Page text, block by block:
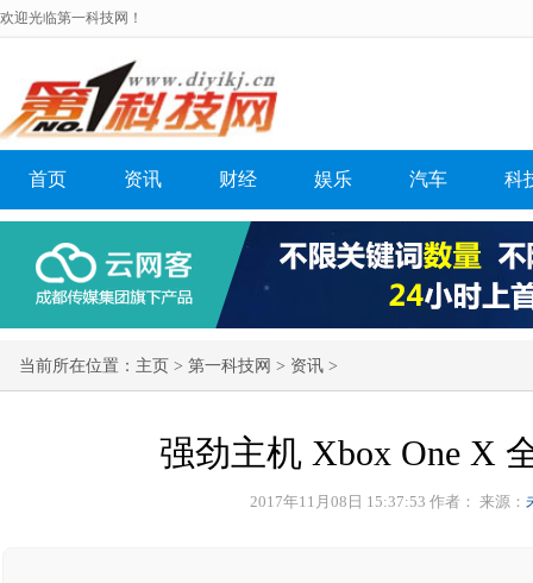
欢迎光临第一科技网！
首页 资讯 财经 娱乐 汽车 科
当前所在位置： 主页 > 第一科技网 > 资讯 >
强劲主机 Xbox One X
2017年11月08日 15:37:53 作者： 来源：